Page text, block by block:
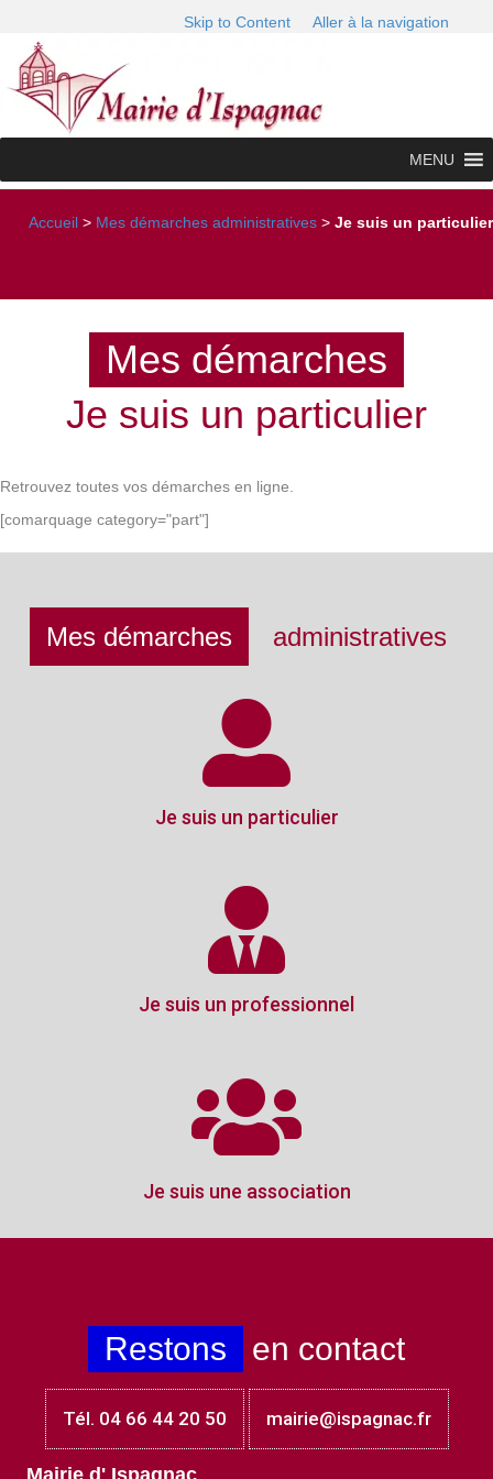
Skip to Content Aller à la navigation
MENU
Accueil > Mes démarches administratives > Je suis un particulier
Mes démarches
Je suis un particulier
Retrouvez toutes vos démarches en ligne.
[comarquage category="part"]
Mes démarches administratives
Je suis un particulier
Je suis un professionnel
Je suis une association
Restons en contact
Tél. 04 66 44 20 50 mairie@ispagnac.fr
Mairie d' Ispagnac